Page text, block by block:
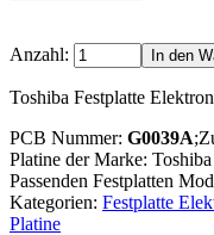
Anzahl:
Toshiba Festplatte
PCB Nummer: G0039A
Platine der Marke: Toshiba
Passenden Festplatten
Kategorien: Festplatte
Platine